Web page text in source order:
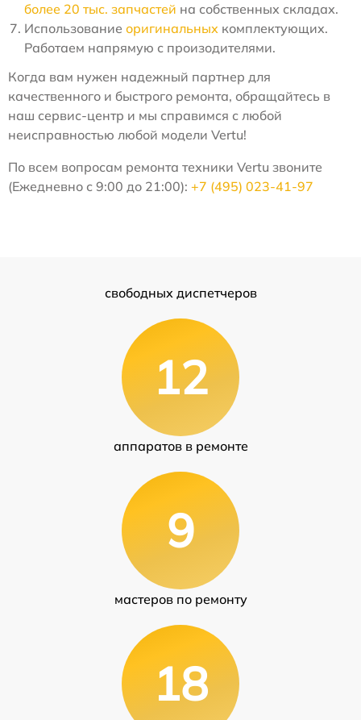
более 20 тыс. запчастей на собственных складах.
Использование оригинальных комплектующих.
Работаем напрямую с произодителями.
Когда вам нужен надежный партнер для
качественного и быстрого ремонта, обращайтесь в
наш сервис-центр и мы справимся с любой
неисправностью любой модели Vertu!
По всем вопросам ремонта техники Vertu звоните
(Ежедневно с 9:00 до 21:00): +7 (495) 023-41-97
свободных диспетчеров
12
аппаратов в ремонте
9
мастеров по ремонту
18